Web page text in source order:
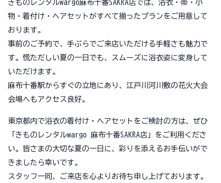
きものレンタルwargo麻布十番SAKRA店では、浴衣・帯・小
物・着付け・ヘアセットがすべて揃ったプランをご用意して
おります。
事前のご予約で、手ぶらでご来店いただける手軽さも魅力で
す。慌ただしい夏の一日でも、スムーズに浴衣姿に変身して
いただけます。
麻布十番駅からすぐの立地にあり、江戸川河川敷の花火大会
会場へもアクセス良好。
東京都内で浴衣の着付け・ヘアセットをご検討の方は、ぜひ
「きものレンタルwargo 麻布十番SAKRA店」をご利用くださ
い。皆さまの大切な夏の一日に、彩りを添えるお手伝いがで
きましたら幸いです。
スタッフ一同、ご来店を心よりお待ち申し上げております。